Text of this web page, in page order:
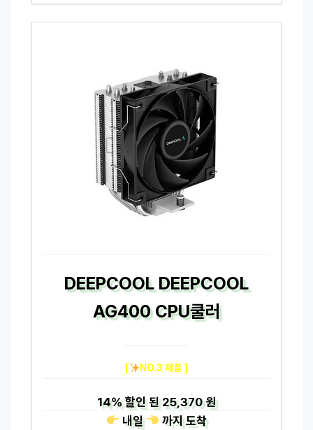
DEEPCOOL DEEPCOOL
AG400 CPU쿨러
[ NO.3 제품 ]
14%할인 된25,370 원
내일
까지도착